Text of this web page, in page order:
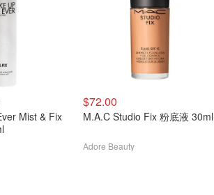
Mist & Fix
$72.00
M.A.C Studio Fix 粉底液 30ml
Adore Beauty